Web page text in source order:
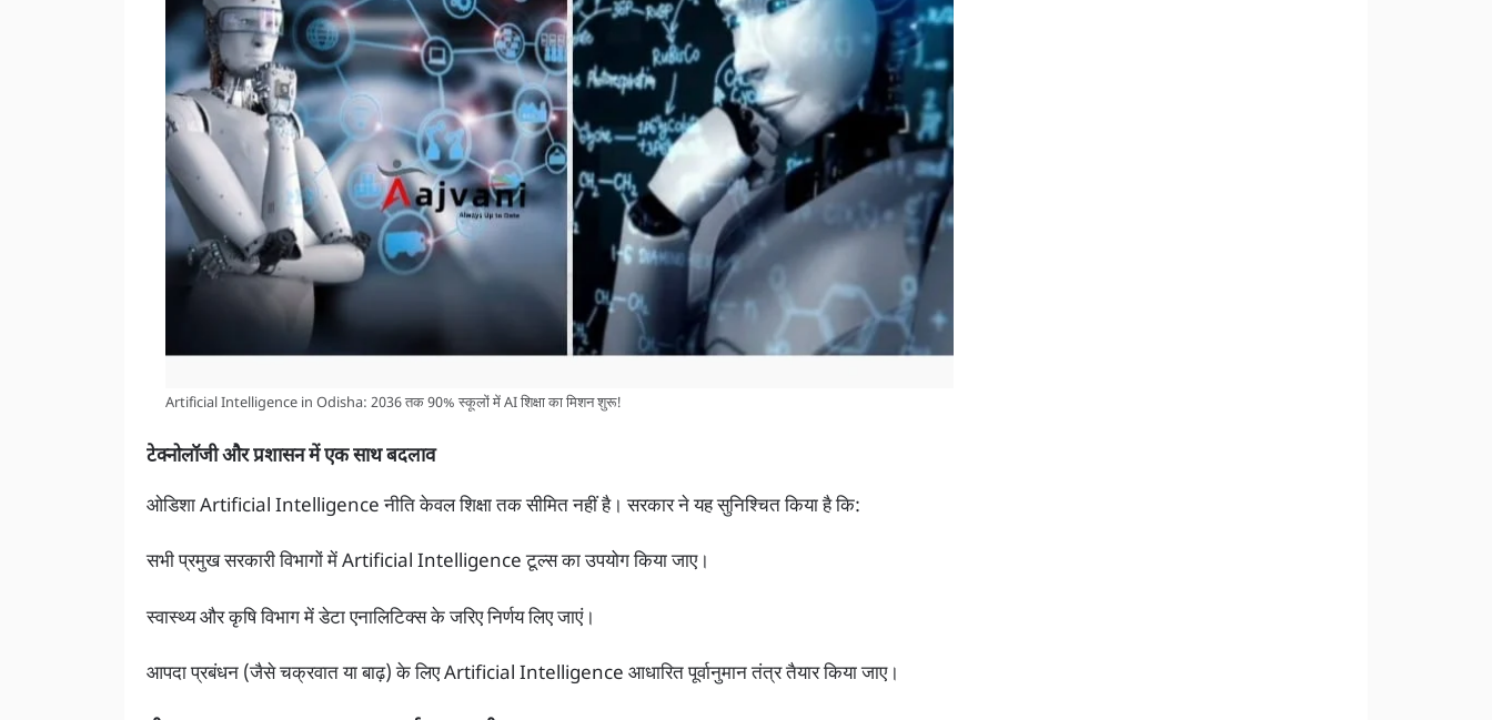
Artificial Intelligence in Odisha: 2036 तक 90% स्कूलों में AI शिक्षा का मिशन शुरू!
टेक्नोलॉजी और प्रशासन में एक साथ बदलाव
ओडिशा Artificial Intelligence नीति केवल शिक्षा तक सीमित नहीं है। सरकार ने यह सुनिश्चित किया है कि:
सभी प्रमुख सरकारी विभागों में Artificial Intelligence टूल्स का उपयोग किया जाए।
स्वास्थ्य और कृषि विभाग में डेटा एनालिटिक्स के जरिए निर्णय लिए जाएं।
आपदा प्रबंधन (जैसे चक्रवात या बाढ़) के लिए Artificial Intelligence आधारित पूर्वानुमान तंत्र तैयार किया जाए।